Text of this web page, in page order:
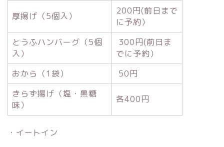
厚揚げ（5個入）
200円(前日まで
に予約）
とうふハンバーグ（5個
入）
300円(前日ま
でに予約）
おから（1袋）
50円
きらず揚げ（塩・黒糖
味）
各400円
・イートイン